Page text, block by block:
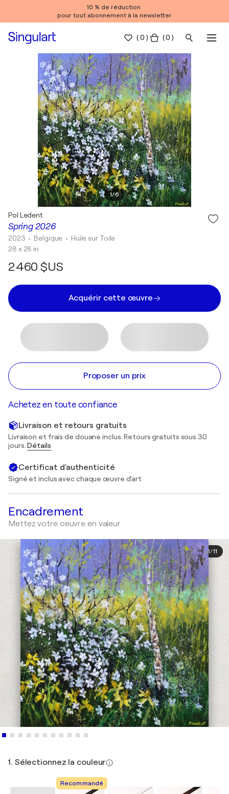
10 % de réduction
pour tout abonnement à la newsletter
(0 ) ( 0 )
1/6
Spring 2026
Pol Ledent
2023 • Belgique • Huile sur Toile
28 x 28 in
2 460 $US
Acquérir cette œuvre
Proposer un prix
Achetez en toute confiance
Livraison et retours gratuits
Livraison et frais de douane inclus. Retours gratuits sous 30
jours.Détails
Certificat d'authenticité
Signé et inclus avec chaque œuvre d'art
Encadrement
Mettez votre oeuvre en valeur
1/11
1. Sélectionnez la couleur
Recommandé